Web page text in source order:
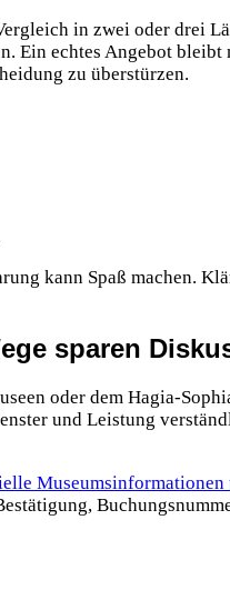
in zwei oder drei
Ein echtes Angebot
zu überstürzen.
kann Spaß machen.
sparen
oder dem Hagia-
und Leistung
Museumsinformationen